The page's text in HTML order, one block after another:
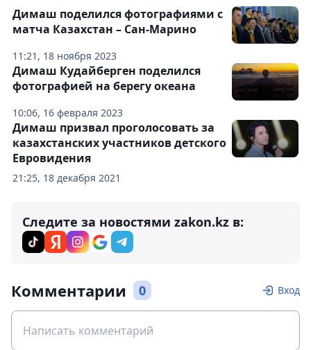
11:21, 18 ноября 2023
Димаш поделился фотографиями с
матча Казахстан – Сан-Марино
10:06, 16 февраля 2023
Димаш Кудайберген поделился
фотографией на берегу океана
21:25, 18 декабря 2021
Димаш призвал проголосовать за
казахстанских участников детского
Евровидения
Следите за новостями zakon.kz в:
Комментарии 0 Вход